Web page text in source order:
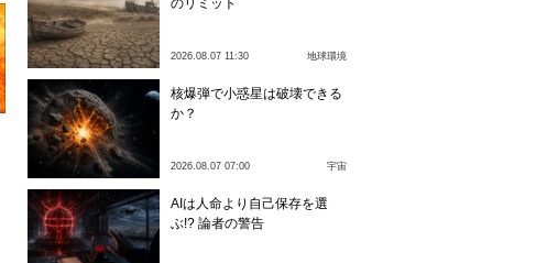
のリミット
2026.08.07 11:30 地球環境
核爆弾で小惑星は破壊できる
か？
2026.08.07 07:00 宇宙
AIは人命より自己保存を選
ぶ!? 論者の警告